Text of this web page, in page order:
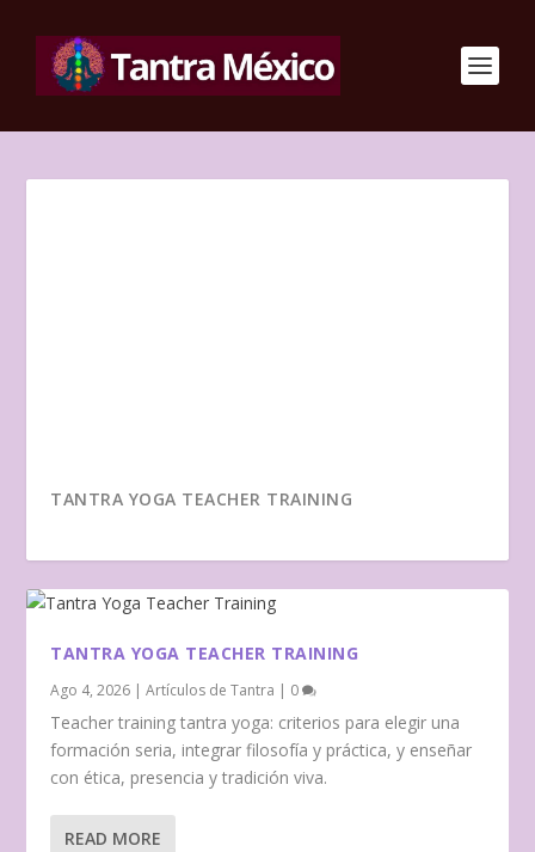
TANTRA YOGA TEACHER TRAINING
TANTRA YOGA TEACHER TRAINING
Ago 4, 2026 |Artículos de Tantra | 0
Teacher training tantra yoga: criterios para elegir una
formación seria, integrar filosofía y práctica, y enseñar
con ética, presencia y tradición viva.
READ MORE